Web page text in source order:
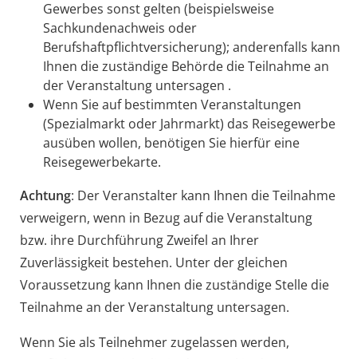
Gewerbes sonst gelten (beispielsweise
Sachkundenachweis oder
Berufshaftpflichtversicherung); anderenfalls kann
Ihnen die zuständige Behörde die Teilnahme an
der Veranstaltung untersagen .
Wenn Sie auf bestimmten Veranstaltungen
(Spezialmarkt oder Jahrmarkt) das Reisegewerbe
ausüben wollen, benötigen Sie hierfür eine
Reisegewerbekarte.
Achtung: Der Veranstalter kann Ihnen die Teilnahme
verweigern, wenn in Bezug auf die Veranstaltung
bzw. ihre Durchführung Zweifel an Ihrer
Zuverlässigkeit bestehen. Unter der gleichen
Voraussetzung kann Ihnen die zuständige Stelle die
Teilnahme an der Veranstaltung untersagen.
Wenn Sie als Teilnehmer zugelassen werden,